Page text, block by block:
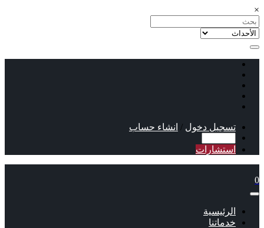
×
تسجيل دخول / انشاء حساب
استشارات
0
الرئيسية
خدماتنا